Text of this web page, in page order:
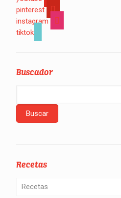
pinterest
instagram
tiktok
Buscador
Recetas
Recetas